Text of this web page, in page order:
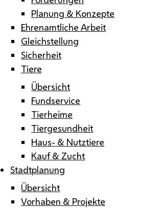
Planung & Konzepte
Ehrenamtliche Arbeit
Gleichstellung
Sicherheit
Tiere
Übersicht
Fundservice
Tierheime
Tiergesundheit
Haus- & Nutztiere
Kauf & Zucht
Stadtplanung
Übersicht
Vorhaben & Projekte